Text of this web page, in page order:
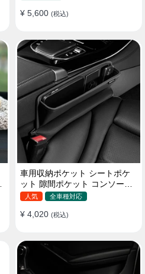
¥ 5,600 (税込)
車用収納ポケット シートポケ
ット 隙間ポケット コンソール
ボックス カー用品
人気 全車種対応
¥ 4,020 (税込)